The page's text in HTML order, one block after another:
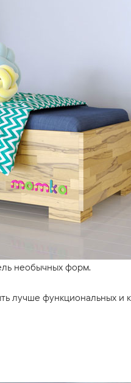
необычных форм.
лучше функциональных и